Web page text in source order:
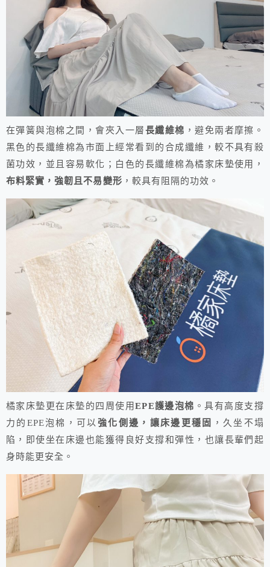
在彈簧與泡棉之間，會夾入一層長纖維棉 ，避免兩者摩擦。
黑色的長纖維棉為市面上經常看到的合成纖維，較不具有殺
菌功效，並且容易軟化；白色的長纖維棉為橘家床墊使用，
布料緊實，強韌且不易變形 ，較具有阻隔的功效。
橘家床墊更在床墊的四周使用EPE護邊泡棉 。具有高度支撐
力的EPE泡棉，可以 強化側邊，讓床邊更穩固
，久坐不塌
陷，即使坐在床邊也能獲得良好支撐和彈性，也讓長輩們起
身時能更安全。